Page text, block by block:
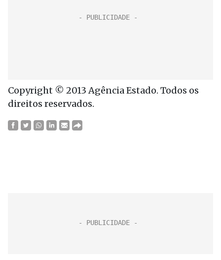
Copyright © 2013 Agência Estado. Todos os
direitos reservados.